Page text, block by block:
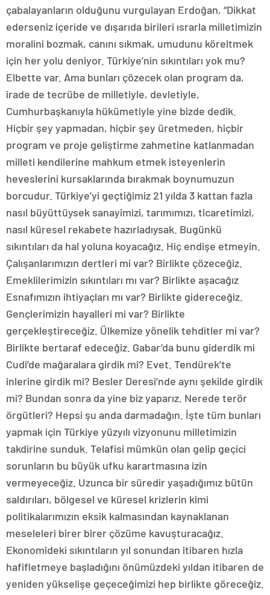
çabalayanların olduğunu vurgulayan Erdoğan, “Dikkat
ederseniz içeride ve dışarıda birileri ısrarla milletimizin
moralini bozmak, canını sıkmak, umudunu köreltmek
için her yolu deniyor. Türkiye’nin sıkıntıları yok mu?
Elbette var. Ama bunları çözecek olan program da,
irade de tecrübe de milletiyle, devletiyle,
Cumhurbaşkanıyla hükümetiyle yine bizde dedik.
Hiçbir şey yapmadan, hiçbir şey üretmeden, hiçbir
program ve proje geliştirme zahmetine katlanmadan
milleti kendilerine mahkum etmek isteyenlerin
heveslerini kursaklarında bırakmak boynumuzun
borcudur. Türkiye’yi geçtiğimiz 21 yılda 3 kattan fazla
nasıl büyüttüysek sanayimizi, tarımımızı, ticaretimizi,
nasıl küresel rekabete hazırladıysak. Bugünkü
sıkıntıları da hal yoluna koyacağız. Hiç endişe etmeyin.
Çalışanlarımızın dertleri mi var? Birlikte çözeceğiz.
Emeklilerimizin sıkıntıları mı var? Birlikte aşacağız
Esnafımızın ihtiyaçları mı var? Birlikte gidereceğiz.
Gençlerimizin hayalleri mi var? Birlikte
gerçekleştireceğiz. Ülkemize yönelik tehditler mi var?
Birlikte bertaraf edeceğiz. Gabar’da bunu giderdik mi
Cudi’de mağaralara girdik mi? Evet. Tendürek’te
inlerine girdik mi? Besler Deresi’nde aynı şekilde girdik
mi? Bundan sonra da yine biz yaparız. Nerede terör
örgütleri? Hepsi şu anda darmadağın. İşte tüm bunları
yapmak için Türkiye yüzyılı vizyonunu milletimizin
takdirine sunduk. Telafisi mümkün olan gelip geçici
sorunların bu büyük ufku karartmasına izin
vermeyeceğiz. Uzunca bir süredir yaşadığımız bütün
saldırıları, bölgesel ve küresel krizlerin kimi
politikalarımızın eksik kalmasından kaynaklanan
meseleleri birer birer çözüme kavuşturacağız.
Ekonomideki sıkıntıların yıl sonundan itibaren hızla
hafifletmeye başladığını önümüzdeki yıldan itibaren de
yeniden yükselişe geçeceğimizi hep birlikte göreceğiz.